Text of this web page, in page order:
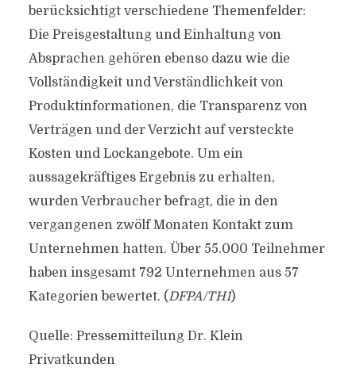
berücksichtigt verschiedene Themenfelder:
Die Preisgestaltung und Einhaltung von
Absprachen gehören ebenso dazu wie die
Vollständigkeit und Verständlichkeit von
Produktinformationen, die Transparenz von
Verträgen und der Verzicht auf versteckte
Kosten und Lockangebote. Um ein
aussagekräftiges Ergebnis zu erhalten,
wurden Verbraucher befragt, die in den
vergangenen zwölf Monaten Kontakt zum
Unternehmen hatten. Über 55.000 Teilnehmer
haben insgesamt 792 Unternehmen aus 57
Kategorien bewertet. (DFPA/TH1)
Quelle: Pressemitteilung Dr. Klein
Privatkunden